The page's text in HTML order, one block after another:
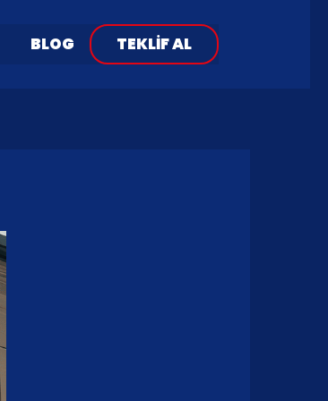
BLOG TEKLIF AL